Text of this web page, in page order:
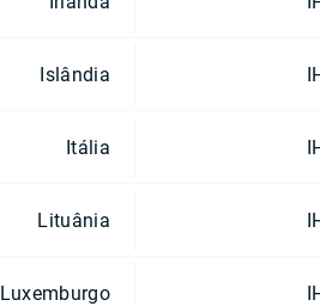
Islândia
Itália
Lituânia
Luxemburgo